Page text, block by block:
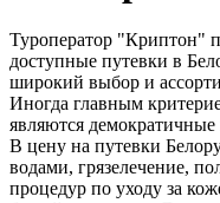
Туроператор "Криптон"
доступные путевки в
широкий выбор и
Иногда главным
являются
В цену на путевки
водами, грязелечение,
процедур по уходу за